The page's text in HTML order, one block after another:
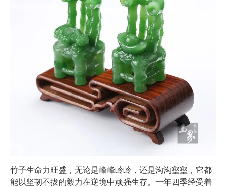
竹子生命力旺盛，无论是峰峰岭岭，还是沟沟壑壑，它都
能以坚韧不拔的毅力在逆境中顽强生存。一年四季经受着